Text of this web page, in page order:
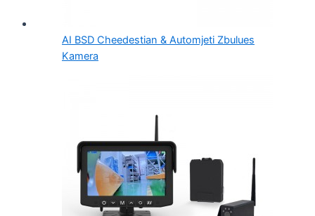
AI BSD Cheedestian & Automjeti Zbulues
Kamera